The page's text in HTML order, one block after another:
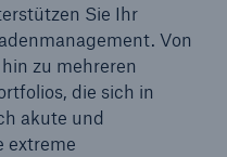
Sie Ihr
Von
zu mehreren
die sich in
akute und
extreme